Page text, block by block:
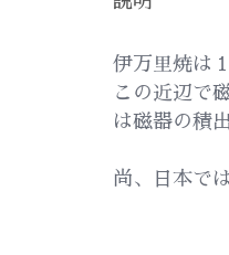
伊万里焼は
この近辺で
は磁器の積
尚、日本で